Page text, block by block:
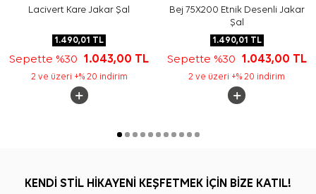
Lacivert Kare Jakar Şal
1.490,01 TL
Sepette %30 1.043,00 TL
2 ve üzeri +% 20 indirim
Bej 75X200 Etnik Desenli Jakar
Şal
1.490,01 TL
Sepette %30 1.043,00 TL
2 ve üzeri +% 20 indirim
KENDİ STİL HİKAYENİ KEŞFETMEK İÇİN BİZE KATIL!